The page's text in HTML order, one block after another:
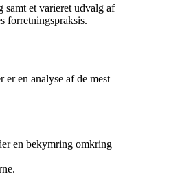
samt et varieret udvalg af
forretningspraksis.
en analyse af de mest
en bekymring omkring